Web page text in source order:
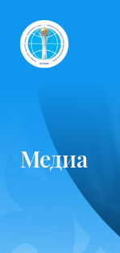
Медиа